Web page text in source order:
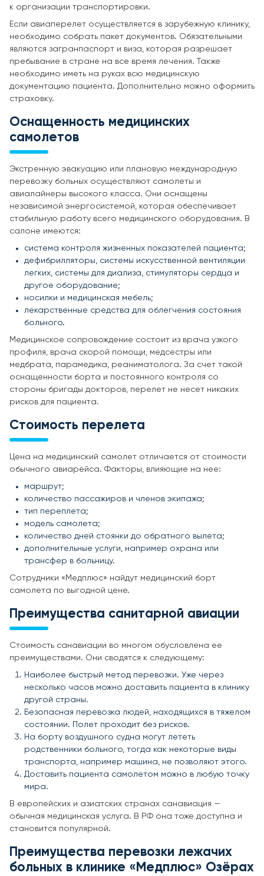
к организации транспортировки.
Если авиаперелет осуществляется в зарубежную клинику,
необходимо собрать пакет документов. Обязательными
являются загранпаспорт и виза, которая разрешает
пребывание в стране на все время лечения. Также
необходимо иметь на руках всю медицинскую
документацию пациента. Дополнительно можно оформить
страховку.
Оснащенность медицинских
самолетов
Экстренную эвакуацию или плановую международную
перевозку больных осуществляют самолеты и
авиалайнеры высокого класса. Они оснащены
независимой энергосистемой, которая обеспечивает
стабильную работу всего медицинского оборудования. В
салоне имеются:
система контроля жизненных показателей пациента;
дефибрилляторы, системы искусственной вентиляции
легких, системы для диализа, стимуляторы сердца и
другое оборудование;
носилки и медицинская мебель;
лекарственные средства для облегчения состояния
больного.
Медицинское сопровождение состоит из врача узкого
профиля, врача скорой помощи, медсестры или
медбрата, парамедика, реаниматолога. За счет такой
оснащенности борта и постоянного контроля со
стороны бригады докторов, перелет не несет никаких
рисков для пациента.
Стоимость перелета
Цена на медицинский самолет отличается от стоимости
обычного авиарейса. Факторы, влияющие на нее:
маршрут;
количество пассажиров и членов экипажа;
тип переплета;
модель самолета;
количество дней стоянки до обратного вылета;
дополнительные услуги, например охрана или
трансфер в больницу.
Сотрудники «Медплюс» найдут медицинский борт
самолета по выгодной цене.
Преимущества санитарной авиации
Стоимость санавиации во многом обусловлена ее
преимуществами. Они сводятся к следующему:
Наиболее быстрый метод перевозки. Уже через
несколько часов можно доставить пациента в клинику
другой страны.
Безопасная перевозка людей, находящихся в тяжелом
состоянии. Полет проходит без рисков.
На борту воздушного судна могут лететь
родственники больного, тогда как некоторые виды
транспорта, например машина, не позволяют этого.
Доставить пациента самолетом можно в любую точку
мира.
В европейских и азиатских странах санавиация —
обычная медицинская услуга. В РФ она тоже доступна и
становится популярной.
Преимущества перевозки лежачих
больных в клинике «Медплюс» Озёрах